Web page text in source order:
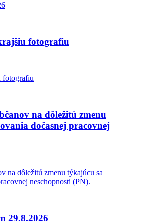
fotografiu
fotografiu
na dôležitú zmenu
dočasnej pracovnej
na dôležitú zmenu týkajúcu sa
neschopnosti (PN).
29.8.2026